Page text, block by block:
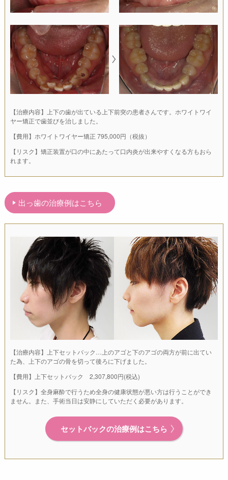
【治療内容】上下の歯が出ている上下前突の患者さんです。ホワイトワイ
ヤー矯正で歯並びを治しました。
【費用】ホワイトワイヤー矯正 795,000円（税抜）
【リスク】矯正装置が口の中にあたって口内炎が出来やすくなる方もおら
れます。
出っ歯の治療例はこちら
【治療内容】上下セットバック…上のアゴと下のアゴの両方が前に出てい
た為、上下のアゴの骨を切って後ろに下げました。
【費用】上下セットバック 2,307,800円(税込)
【リスク】全身麻酔で行うため全身の健康状態が悪い方は行うことができ
ません。また、手術当日は安静にしていただく必要があります。
セットバックの治療例はこちら